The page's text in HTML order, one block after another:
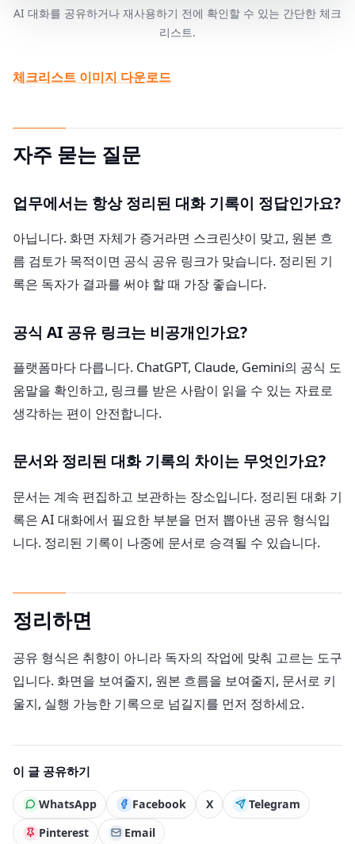
AI 대화를 공유하거나 재사용하기 전에 확인할 수 있는 간단한 체크
리스트.
체크리스트 이미지 다운로드
자주 묻는 질문
업무에서는 항상 정리된 대화 기록이 정답인가요?
아닙니다. 화면 자체가 증거라면 스크린샷이 맞고, 원본 흐
름 검토가 목적이면 공식 공유 링크가 맞습니다. 정리된 기
록은 독자가 결과를 써야 할 때 가장 좋습니다.
공식 AI 공유 링크는 비공개인가요?
플랫폼마다 다릅니다. ChatGPT, Claude, Gemini의 공식 도
움말을 확인하고, 링크를 받은 사람이 읽을 수 있는 자료로
생각하는 편이 안전합니다.
문서와 정리된 대화 기록의 차이는 무엇인가요?
문서는 계속 편집하고 보관하는 장소입니다. 정리된 대화 기
록은 AI 대화에서 필요한 부분을 먼저 뽑아낸 공유 형식입
니다. 정리된 기록이 나중에 문서로 승격될 수 있습니다.
정리하면
공유 형식은 취향이 아니라 독자의 작업에 맞춰 고르는 도구
입니다. 화면을 보여줄지, 원본 흐름을 보여줄지, 문서로 키
울지, 실행 가능한 기록으로 넘길지를 먼저 정하세요.
이 글 공유하기
WhatsApp Facebook X
Telegram
Pinterest
Email